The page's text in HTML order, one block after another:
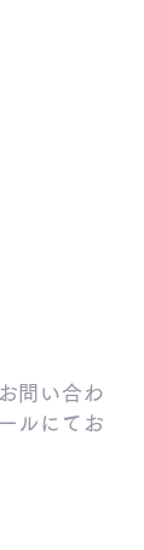
問い合わ
ルにてお